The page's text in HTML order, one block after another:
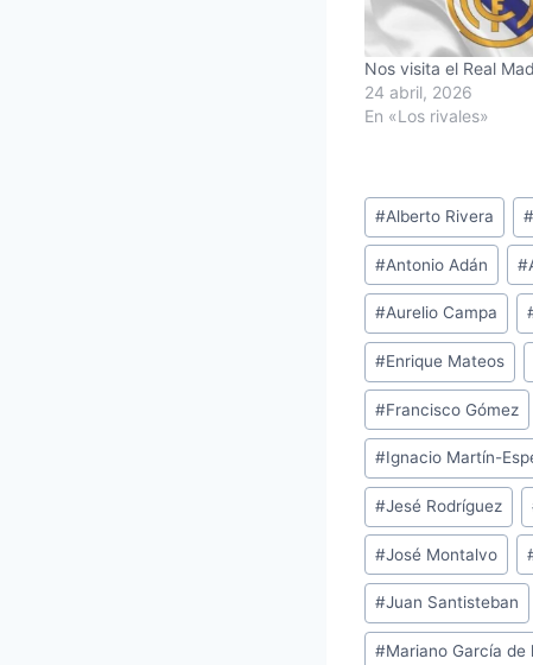
Nos visita el Real
24 abril, 2026
En «Los rivales»
Etiquetas
de
la
entrada:
#Alberto Rivera #
#Antonio Adán #
#Aurelio Campa
#Enrique Mateos
#Francisco Gómez
#Ignacio Martín-
#Jesé Rodríguez
#José Montalvo
#Juan Santisteban
#Mariano García de